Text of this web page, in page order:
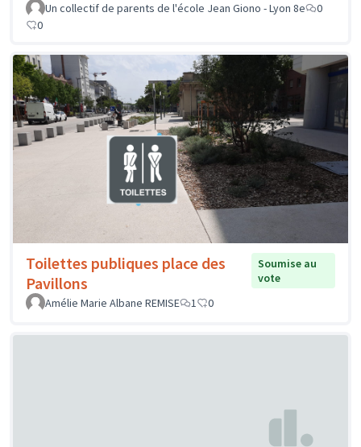
Un collectif de parents de l'école Jean Giono - Lyon 8e
0
0
Toilettes publiques place des
Pavillons
Soumise au
vote
Amélie Marie Albane REMISE
1 0